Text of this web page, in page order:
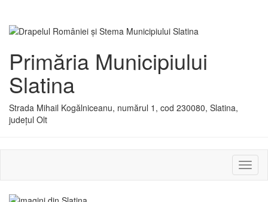
Primăria Municipiului
Slatina
Strada Mihail Kogălniceanu, numărul 1, cod 230080, Slatina,
județul Olt
sau